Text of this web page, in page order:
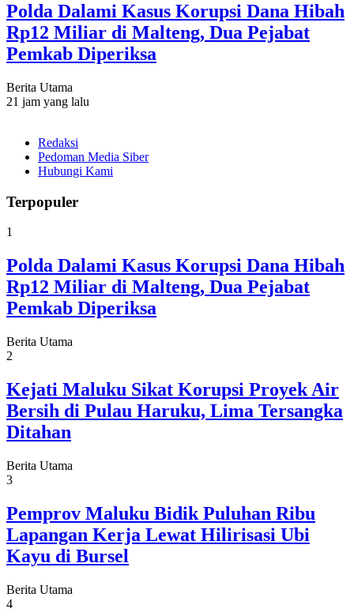
Polda Dalami Kasus Korupsi Dana Hibah
Rp12 Miliar di Malteng, Dua Pejabat
Pemkab Diperiksa
Berita Utama
21 jam yang lalu
Redaksi
Pedoman Media Siber
Hubungi Kami
Terpopuler
1
Polda Dalami Kasus Korupsi Dana Hibah
Rp12 Miliar di Malteng, Dua Pejabat
Pemkab Diperiksa
Berita Utama
2
Kejati Maluku Sikat Korupsi Proyek Air
Bersih di Pulau Haruku, Lima Tersangka
Ditahan
Berita Utama
3
Pemprov Maluku Bidik Puluhan Ribu
Lapangan Kerja Lewat Hilirisasi Ubi
Kayu di Bursel
Berita Utama
4